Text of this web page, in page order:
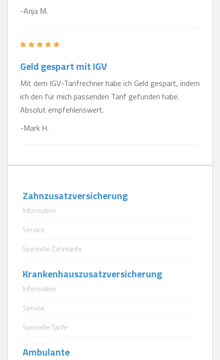
-Anja M.
Geld gespart mit IGV
Mit dem IGV-Tarifrechner habe ich Geld gespart, indem
ich den für mich passenden Tarif gefunden habe.
Absolut empfehlenswert.
-Mark H.
Zahnzusatzversicherung
Information
Service
Spezielle Zahntarife
Krankenhauszusatzversicherung
Information
Service
Spezielle Tarife
Ambulante